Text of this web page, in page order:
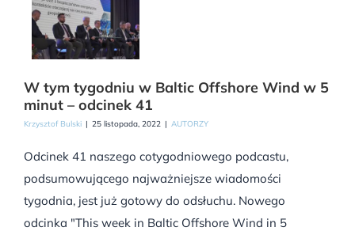
W tym tygodniu w Baltic Offshore Wind w 5
minut – odcinek 41
Krzysztof Bulski | 25 listopada, 2022 | AUTORZY
Odcinek 41 naszego cotygodniowego podcastu,
podsumowującego najważniejsze wiadomości
tygodnia, jest już gotowy do odsłuchu. Nowego
odcinka "This week in Baltic Offshore Wind in 5